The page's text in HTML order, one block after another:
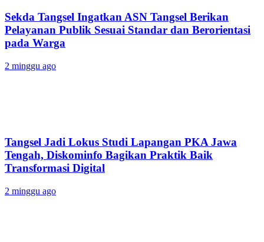
Sekda Tangsel Ingatkan ASN Tangsel Berikan
Pelayanan Publik Sesuai Standar dan Berorientasi
pada Warga
2 minggu ago
Tangsel Jadi Lokus Studi Lapangan PKA Jawa
Tengah, Diskominfo Bagikan Praktik Baik
Transformasi Digital
2 minggu ago